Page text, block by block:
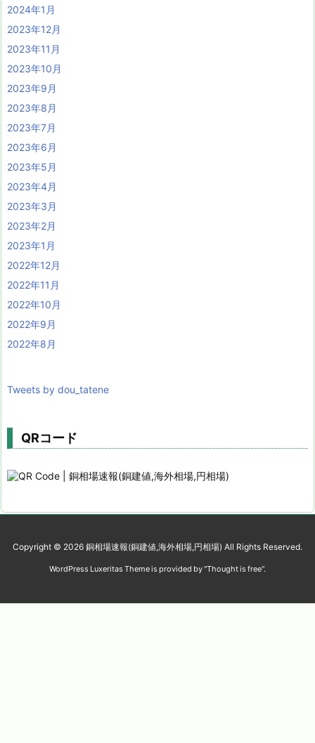
2024年1月
2023年12月
2023年11月
2023年10月
2023年9月
2023年8月
2023年7月
2023年6月
2023年5月
2023年4月
2023年3月
2023年2月
2023年1月
2022年12月
2022年11月
2022年10月
2022年9月
2022年8月
Tweets by dou_tatene
QRコード
Copyright © 2026 銅相場速報(銅建値,海外相場,円相場) All Rights Reserved.
WordPress Luxeritas Theme is provided by "Thought is free".